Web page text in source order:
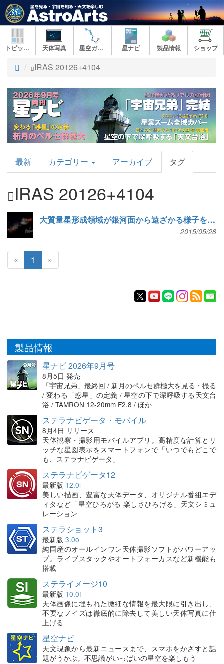
トピックス 天体写真 星空ガイド 星ナビ 製品情報 ショップ
ト
プ
IRAS 20126+4104
AstroArts
Topics
最新 カテゴリー アーカイブ タグ
IRAS 20126+4104
大質量星形成領域が銀河面から遠ざかる様子をVERAで観測
2015/05/28
« 1 »
製品情報
星ナビ 2026年9月号
8月5日 発売
「宇宙兄弟」最終回 / 新月のペルセ群極大を見る・撮る
/ 変わる「惑星」の定義 / 星空の下で深呼吸する天文台
浴 / TAMRON 12-20mm F2.8 / ほか
ステラナビゲータ・モバイル
8月4日 リリース
天体観察・撮影用モバイルアプリ。高精度な計算とリ
ッチな星図表示をスマートフォンで「いつでもどこで
も、ステラナビゲータ」
ステラナビゲータ12
最新版 12.0i
美しい描画、豊富な天体データ、オリジナル番組エデ
ィタなど「星空ひろがる 楽しさひろげる」天文シミュ
レーション
ステラショット3
最新版 3.0o
純国産のオールインワン天体撮影ソフトがパワーアッ
プ。ライブスタックやオートフォーカスなど新機能も
搭載
ステライメージ10
最新版 10.0f
天体画像に埋もれた微細な情報を最大限に引き出し、
不要なノイズは徹底的に除去して美しい天体写真に仕
上げる
星空ナビ
天文現象から最新ニュースまで、スマホをかざすと話
題がうかぶ。不思議がいっぱいの星空を楽しもう